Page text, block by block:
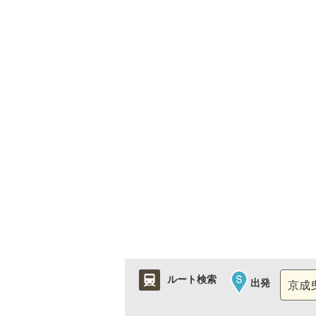
ルート検索 出発